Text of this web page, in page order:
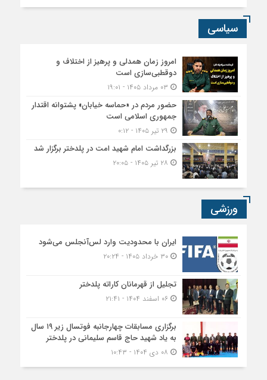
سیاسی
امروز زمان همدلی و پرهیز از اختلاف و
دوقطبی‌سازی است
حضور مردم در «حماسه خیابان» پشتوانه اقتدار
جمهوری اسلامی است
بزرگداشت امام شهید امت در پلدختر برگزار شد
ورزشی
ایران با محدودیت وارد لس‌آنجلس می‌شود
۳۰ خرداد ۱۴۰۵ - ۲۰:۲۴
تجلیل از قهرمانان کاراته پلدختر
۰۶ اسفند ۱۴۰۴ - ۲۱:۴۱
برگزاری مسابقات چهارجانبه فوتسال زیر ۱۹ سال
به یاد شهید حاج قاسم سلیمانی در پلدختر